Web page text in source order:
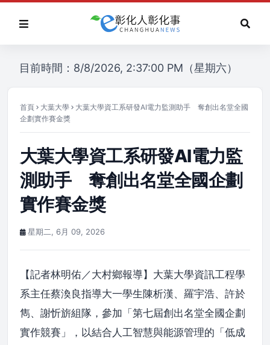
目前時間：8/8/2026, 2:37:00 PM（星期六）
首頁 大葉大學
大葉大學資工系研發AI電力監測助手 奪創出名堂全國
企劃實作賽金獎
大葉大學資工系研發AI電力監
測助手 奪創出名堂全國企劃
實作賽金獎
星期二, 6月 09, 2026
【記者林明佑／大村鄉報導】大葉大學資訊工程學
系主任蔡渙良指導大一學生陳析漢、羅宇浩、許於
雋、謝忻旂組隊，參加「第七屆創出名堂全國企劃
實作競賽」，以結合人工智慧與能源管理的「低成